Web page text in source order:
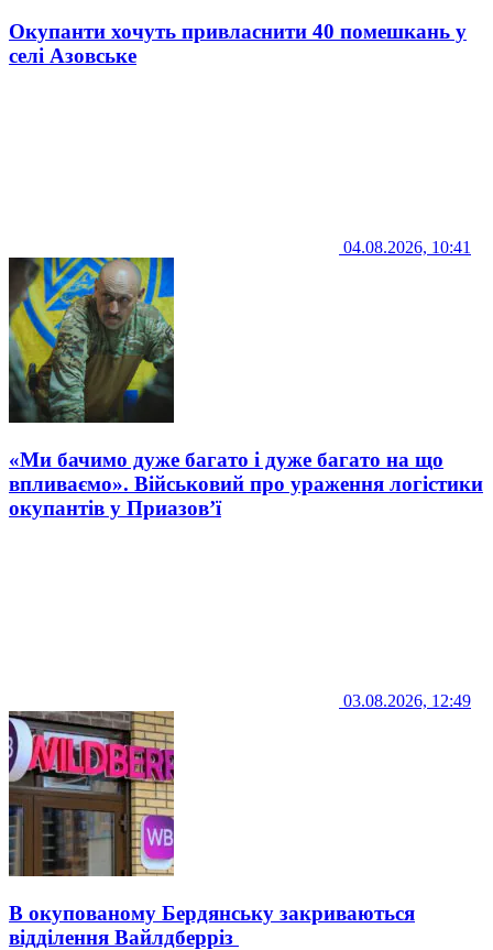
Окупанти хочуть привласнити 40 помешкань у
селі Азовське
04.08.2026, 10:41
«Ми бачимо дуже багато і дуже багато на що
впливаємо». Військовий про ураження логістики
окупантів у Приазов’ї
03.08.2026, 12:49
В окупованому Бердянську закриваються
відділення Вайлдберріз